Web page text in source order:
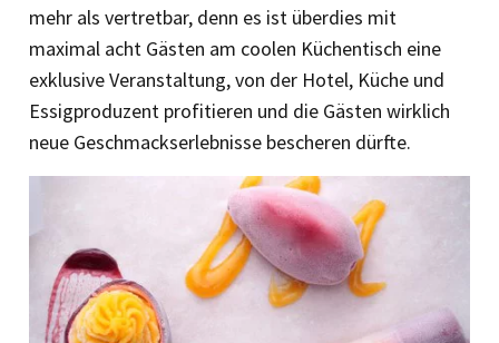
mehr als vertretbar, denn es ist überdies mit
maximal acht Gästen am coolen Küchentisch eine
exklusive Veranstaltung, von der Hotel, Küche und
Essigproduzent profitieren und die Gästen wirklich
neue Geschmackserlebnisse bescheren dürfte.